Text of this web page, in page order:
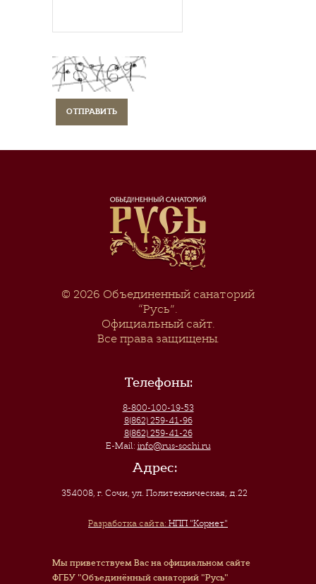
© 2026 Объединенный санаторий
“Русь”.
Официальный сайт.
Все права защищены.
Телефоны:
8-800-100-19-53
8(862) 259-41-96
8(862) 259-41-26
E-Mail: info@rus-sochi.ru
Адрес:
354008, г. Сочи,ул. Политехническая, д.22
Разработка сайта: НПП "Корнет"
Мы приветствуем Вас на официальном сайте
ФГБУ "Объединённый санаторий "Русь"